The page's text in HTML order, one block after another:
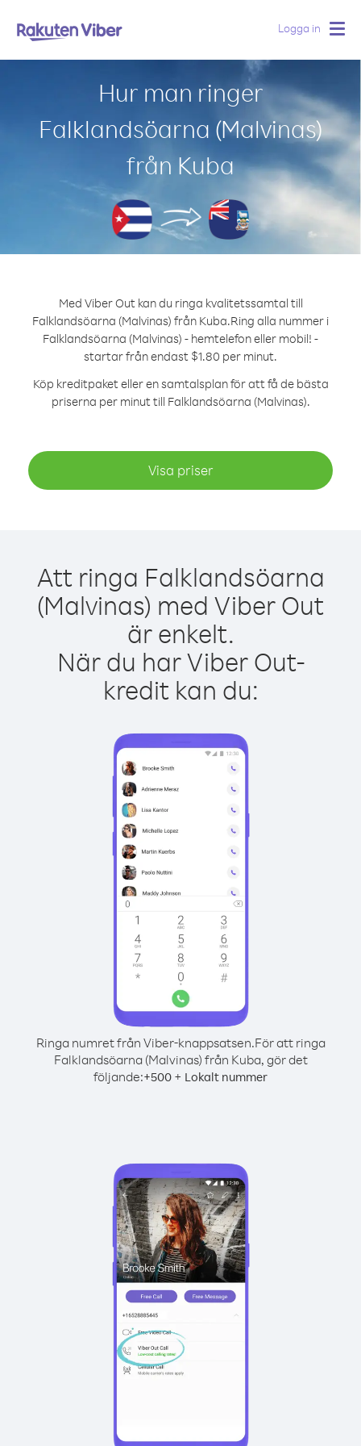
Logga in
Hur man ringer
Falklandsöarna (Malvinas)
från Kuba
Med Viber Out kan du ringa kvalitetssamtal till
Falklandsöarna (Malvinas) från Kuba.Ring alla nummer i
Falklandsöarna (Malvinas) - hemtelefon eller mobil! -
startar från endast $1.80 per minut.
Köp kreditpaket eller en samtalsplan för att få de bästa
priserna per minut till Falklandsöarna (Malvinas).
Visa priser
Att ringa Falklandsöarna
(Malvinas) med Viber Out
är enkelt.
När du har Viber Out-
kredit kan du:
Ringa numret från Viber-knappsatsen.För att ringa
Falklandsöarna (Malvinas) från Kuba, gör det
följande:+500 + Lokalt nummer